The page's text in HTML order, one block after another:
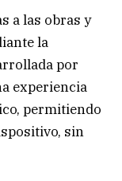
a las obras y
la
por
experiencia
permitiendo
sin